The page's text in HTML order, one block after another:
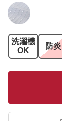
洗濯機
OK
防炎